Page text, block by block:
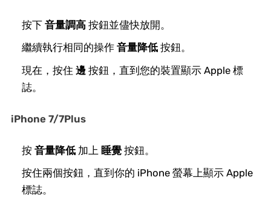
按下 音量調高 按鈕並儘快放開。
繼續執行相同的操作 音量降低 按鈕。
現在，按住 邊按鈕，直到您的裝置顯示 Apple 標
誌。
iPhone 7/7Plus
按 音量降低加上 睡覺按鈕。
按住兩個按鈕，直到你的 iPhone 螢幕上顯示 Apple
標誌。